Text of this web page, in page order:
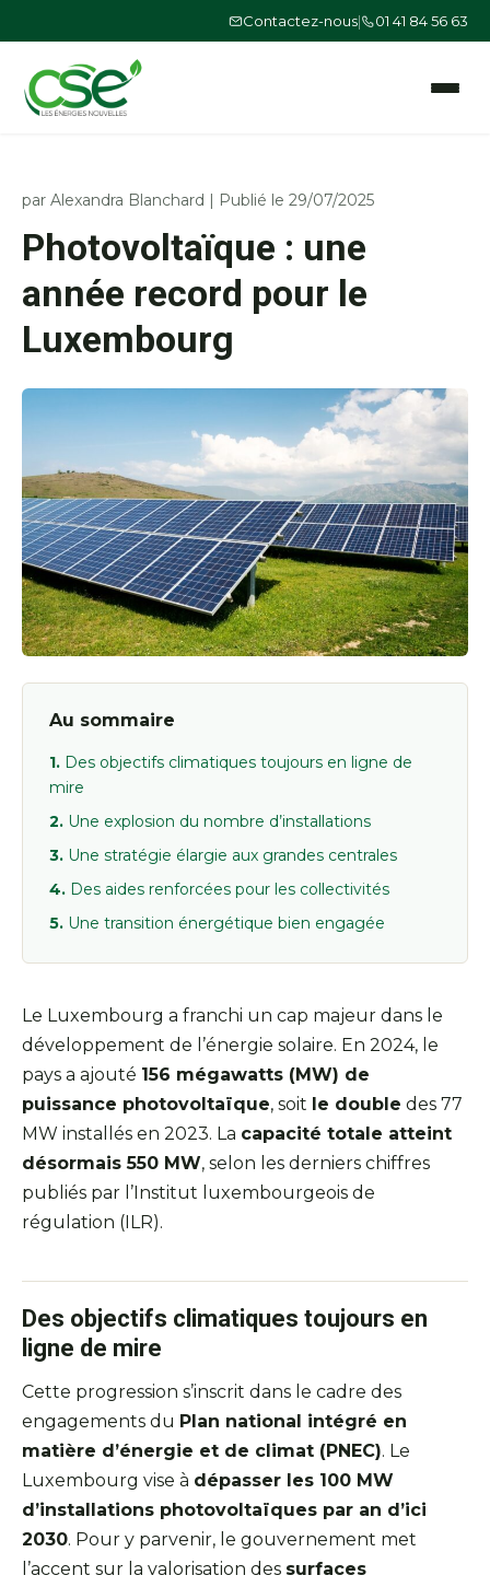
Contactez-nous| 01 41 84 56 63
Ouvrir le
par Alexandra Blanchard | Publié le 29/07/2025
Photovoltaïque : une
année record pour le
Luxembourg
Au sommaire
Des objectifs climatiques toujours en ligne de
mire
Une explosion du nombre d’installations
Une stratégie élargie aux grandes centrales
Des aides renforcées pour les collectivités
Une transition énergétique bien engagée
Le Luxembourg a franchi un cap majeur dans le
développement de l’énergie solaire. En 2024, le
pays a ajouté 156 mégawatts (MW) de
puissance photovoltaïque, soit le double des 77
MW installés en 2023. La capacité totale atteint
désormais 550 MW, selon les derniers chiffres
publiés par l’Institut luxembourgeois de
régulation (ILR).
Des objectifs climatiques toujours en
ligne de mire
Cette progression s’inscrit dans le cadre des
engagements du Plan national intégré en
matière d’énergie et de climat (PNEC). Le
Luxembourg vise à dépasser les 100 MW
d’installations photovoltaïques par an d’ici
2030. Pour y parvenir, le gouvernement met
l’accent sur la valorisation des surfaces